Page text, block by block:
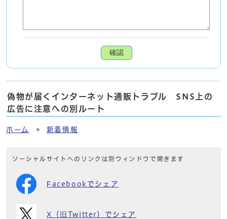
確認
偽物が届くインターネット通販トラブル SNS上の
広告に注意への別ルート
ホーム 新着情報
ソーシャルサイトへのリンクは別ウィンドウで開きます
Facebookでシェア
X（旧Twitter）でシェア